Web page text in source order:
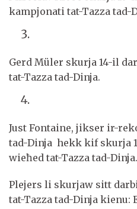
kampjonati tat-Tazza tad-
Gerd Müler skurja 14-il
tat-Tazza tad-Dinja.
Just Fontaine, jikser ir-
tad-Dinja hekk kif skurja
wieħed tat-Tazza tad-Dinja.
Plejers li skurjaw sitt
tat-Tazza tad-Dinja kienu: